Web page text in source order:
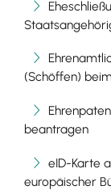
(Schöffen)
beantragen
eID-Karte
europäischer